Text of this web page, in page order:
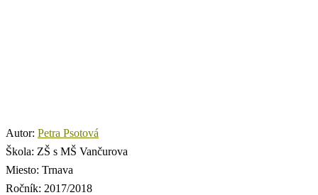
Autor: Petra Psotová
Škola: ZŠ s MŠ Vančurova
Miesto: Trnava
Ročník: 2017/2018